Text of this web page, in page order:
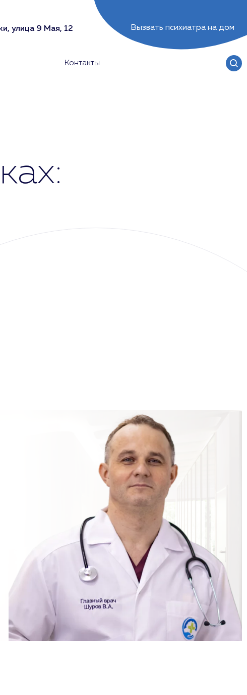
улица 9 Мая, 12 Вызвать психиатра на дом
Контакты